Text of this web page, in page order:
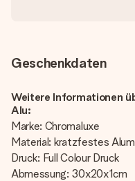
Geschenkdaten
Weitere Informationen
Alu:
Marke: Chromaluxe
Material: kratzfestes
Druck: Full Colour Druck
Abmessung: 30x20x1cm